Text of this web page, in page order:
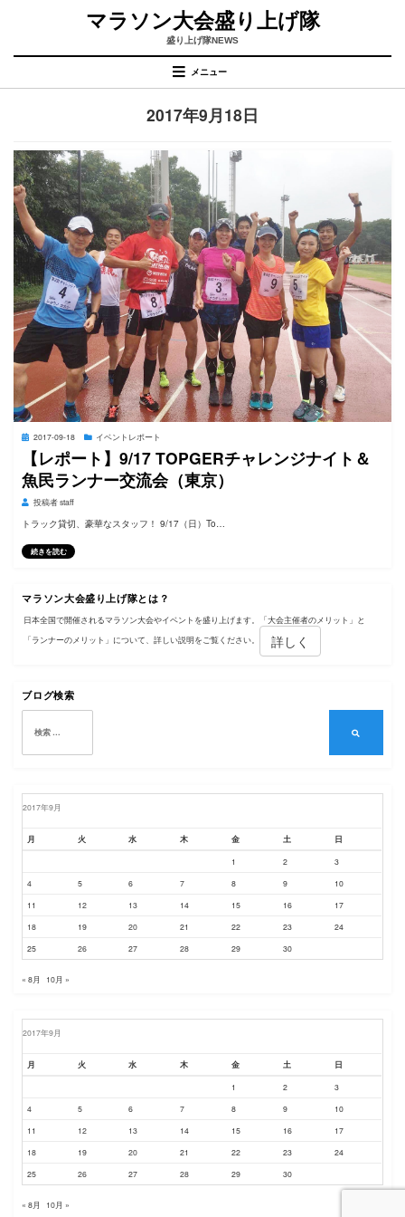
マラソン大会盛り上げ隊
盛り上げ隊NEWS
メニュー
日
:
2017年9月18日
投 2017-09-18 イベントレポート
【レポート】9/17 TOPGERチャレンジナイト＆
魚民ランナー交流会（東京）
投稿者staff
トラック貸切、豪華なスタッフ！ 9/17（日）To…
続きを読む
マラソン大会盛り上げ隊とは？
日本全国で開催されるマラソン大会やイベントを盛り上げます。「大会主催者のメリット」と
「ランナーのメリット」について、詳しい説明をご覧ください。
詳しく
ブログ検索
検
2017年9月
月 火 水 木 金 土 日
1 2
3
4
5 6 7 8 9
10
11
12 13 14 15 16
17
18
19 20 21 22 23
24
25
26 27 28 29 30
« 8月 10月 »
2017年9月
月 火 水 木 金 土 日
1 2
3
4
5 6 7 8 9
10
11
12 13 14 15 16
17
18
19 20 21 22 23
24
25
26 27 28 29 30
« 8月 10月 »